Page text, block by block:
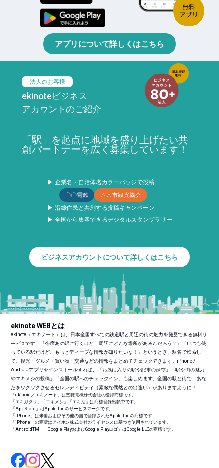
アプリについて詳しくはこちら
法人のお客様
ekinoteビジネス
アカウントのご紹介
「駅」を起点に地域を盛り上げたい共
創パートナーを広く募集しています！
▶ 企業名・自治体名カラーバッジで投稿
〇〇電鉄
△△市観光協会
▶ 沿線住民と共創する投稿キャンペーン
▶ 全国から集客できるデジタルスタンプラリー
ビジネスアカウントについて詳しくはこちら
ekinote WEBとは
ekinote（エキノート）は、日本全国すべての鉄道駅と周辺の街の魅力を発見できる無料サ
ービスです。「今度あの駅に行くけど、周辺にどんな場所があるんだろう？」「いつも使
っている駅だけど、もっとディープな情報が知りたいな！」というとき、駅名で検索し
て、観光・グルメ・買い物・交通などの情報をまとめてチェックできます。iPhone /
Androidアプリをインストールすれば、「お気に入りの駅や記事の保存」「駅や街の魅力
やエキメシの投稿」「全国の駅へのチェックイン」も楽しめます。全国の駅と街で、あな
たをワクワクさせるセレンディピティ（素敵な偶然との出逢い）がありますように！
「ekinote／エキノート」は三菱電機株式会社の登録商標です。
「エキガタリ」「エキメシ」「エキ活」は商標登録出願中です。
「App Store」はApple Inc.のサービスマークです。
「iPhone」は米国およびその他の国で登録されたApple Inc.の商標です。
「iPhone」の商標はアイホン株式会社のライセンスに基づき使用されています。
「AndroidTM 」「Google PlayおよびGoogle Playロゴ」はGoogle LLCの商標です。